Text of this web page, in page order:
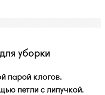
уборки
парой клогов.
петли с липучкой.